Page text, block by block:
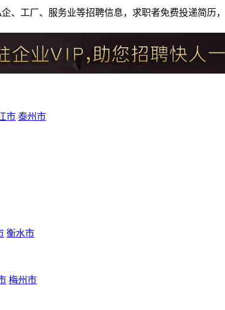
、工厂、服务业等招聘信息，求职者免费投递简历
市 泰州市
衡水市
梅州市